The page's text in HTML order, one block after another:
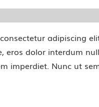
adipiscing
eros dolor interdum
imperdiet. Nunc ut